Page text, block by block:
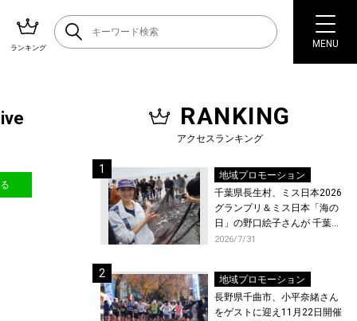
ランキング MENU
RANKING
アクセスランキング
地域プロモーション
千葉県長生村、ミス日本2026
グランプリ＆ミス日本「海の
日」の野口絵子さんが 千葉県
唯一の村・長生村で地引網を
2026/7/31
地域プロモーション
長野県千曲市、小平奈緒さん
をゲストに迎え11月22日開催